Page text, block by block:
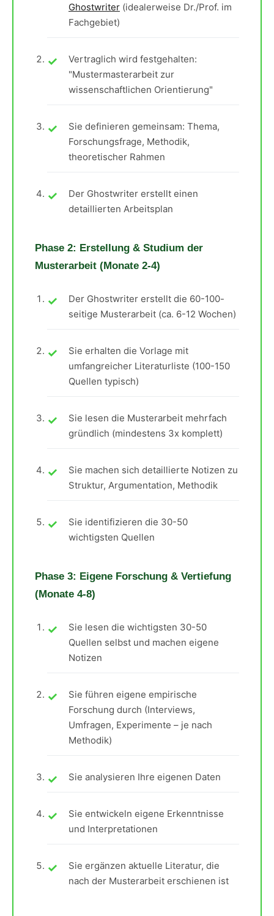
Ghostwriter (idealerweise Dr./Prof. im
Fachgebiet)
Vertraglich wird festgehalten:
"Mustermasterarbeit zur
wissenschaftlichen Orientierung"
Sie definieren gemeinsam: Thema,
Forschungsfrage, Methodik,
theoretischer Rahmen
Der Ghostwriter erstellt einen
detaillierten Arbeitsplan
Phase 2: Erstellung & Studium der
Musterarbeit (Monate 2-4)
Der Ghostwriter erstellt die 60-100-
seitige Musterarbeit (ca. 6-12 Wochen)
Sie erhalten die Vorlage mit
umfangreicher Literaturliste (100-150
Quellen typisch)
Sie lesen die Musterarbeit mehrfach
gründlich (mindestens 3x komplett)
Sie machen sich detaillierte Notizen zu
Struktur, Argumentation, Methodik
Sie identifizieren die 30-50
wichtigsten Quellen
Phase 3: Eigene Forschung & Vertiefung
(Monate 4-8)
Sie lesen die wichtigsten 30-50
Quellen selbst und machen eigene
Notizen
Sie führen eigene empirische
Forschung durch (Interviews,
Umfragen, Experimente – je nach
Methodik)
Sie analysieren Ihre eigenen Daten
Sie entwickeln eigene Erkenntnisse
und Interpretationen
Sie ergänzen aktuelle Literatur, die
nach der Musterarbeit erschienen ist